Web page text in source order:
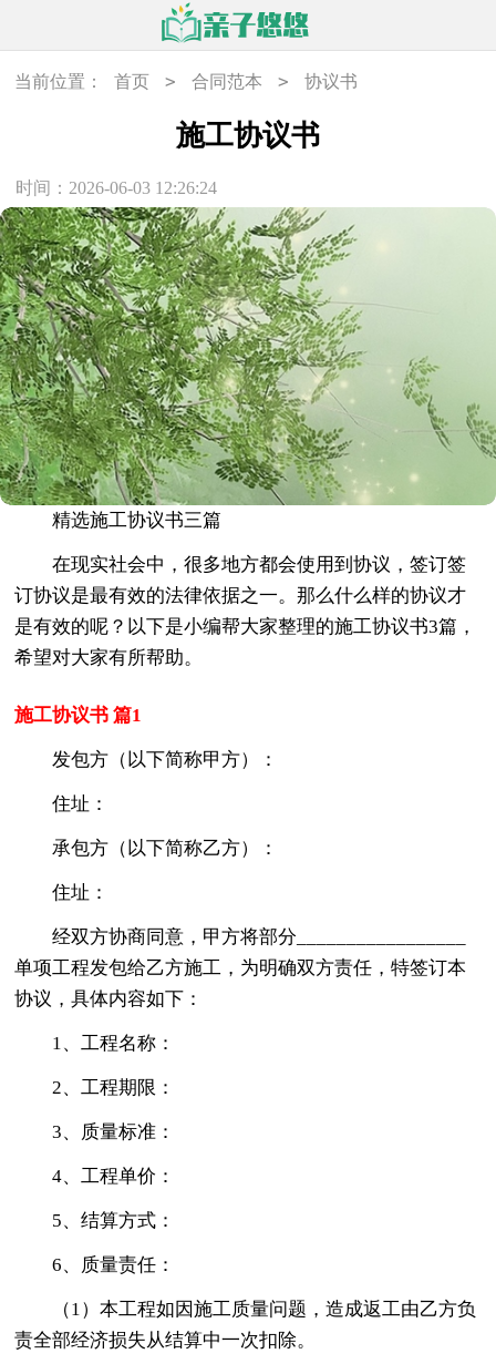
当前位置： 首页 > 合同范本 > 协议书
施工协议书
时间：2026-06-03 12:26:24
精选施工协议书三篇
在现实社会中，很多地方都会使用到协议，签订签
订协议是最有效的法律依据之一。那么什么样的协议才
是有效的呢？以下是小编帮大家整理的施工协议书3篇，
希望对大家有所帮助。
施工协议书 篇1
发包方（以下简称甲方）：
住址：
承包方（以下简称乙方）：
住址：
经双方协商同意，甲方将部分_________________
单项工程发包给乙方施工，为明确双方责任，特签订本
协议，具体内容如下：
1、工程名称：
2、工程期限：
3、质量标准：
4、工程单价：
5、结算方式：
6、质量责任：
（1）本工程如因施工质量问题，造成返工由乙方负
责全部经济损失从结算中一次扣除。